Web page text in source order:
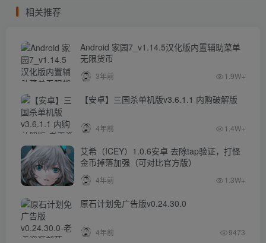
相关推荐
Android 家园7_v1.14.5汉化版内置辅助菜单
无限货币
3年前 1.9W+
【安卓】三国杀单机版v3.6.1.1 内购破解版
4年前 1.4W+
艾希（ICEY）1.0.6安卓 去除tap验证，打怪
金币掉落加强（可对比官方版）
4年前 1.3W+
原石计划免广告版v0.24.30.0
4年前 9473